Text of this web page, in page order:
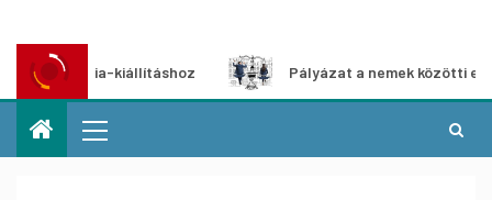
kiállításhoz Pályázat a nemek közötti